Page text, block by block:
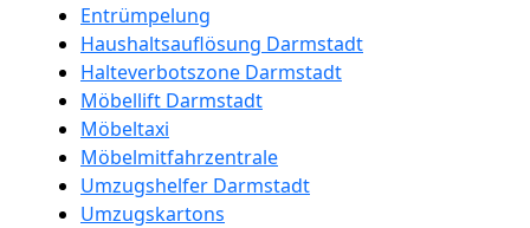
Entrümpelung
Haushaltsauflösung Darmstadt
Halteverbotszone Darmstadt
Möbellift Darmstadt
Möbeltaxi
Möbelmitfahrzentrale
Umzugshelfer Darmstadt
Umzugskartons